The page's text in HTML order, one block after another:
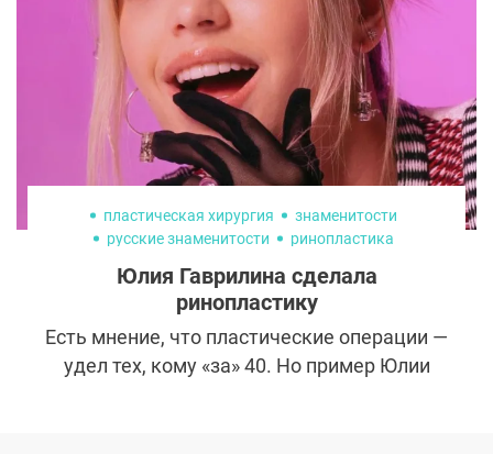
места» обошлась без пластики, или всё-
таки побывала в кресле у топового
хирурга? Давайте разбираться.
пластическая хирургия
знаменитости
русские знаменитости
ринопластика
Юлия Гаврилина сделала
ринопластику
Есть мнение, что пластические операции —
удел тех, кому «за» 40. Но пример Юлии